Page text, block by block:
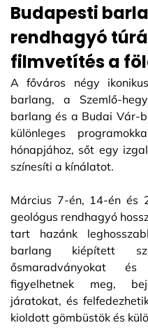
Budapesti
rendhagyó
filmvetítés a
A főváros négy
barlang, a Szemlő-
barlang és a Budai Vár-
különleges
hónapjához, sőt egy
színesíti a kínálatot.
Március 7-én, 14-én és
geológus rendhagyó
tart hazánk
barlang kiépített
ősmaradványokat és
figyelhetnek meg,
járatokat, és
kioldott gömbüstök és